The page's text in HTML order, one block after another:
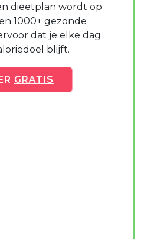
dieetplan wordt op
1000+ gezonde
dat je elke dag
blijft.
GRATIS